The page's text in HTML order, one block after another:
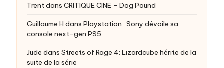
Trentdans CRITIQUE CINE – Dog Pound
Guillaume H dans Playstation : Sony dévoile sa
console next-gen PS5
Jude dans Streets of Rage 4: Lizardcube hérite de la
suite de la série